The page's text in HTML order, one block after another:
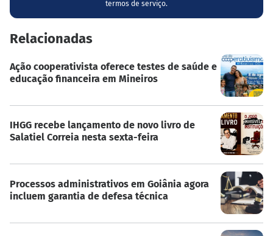
termos de serviço.
Relacionadas
Ação cooperativista oferece testes de saúde e
educação financeira em Mineiros
IHGG recebe lançamento de novo livro de
Salatiel Correia nesta sexta-feira
Processos administrativos em Goiânia agora
incluem garantia de defesa técnica